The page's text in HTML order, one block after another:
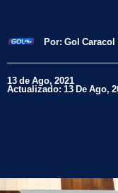
Por: Gol Caracol
13 de Ago, 2021
Actualizado: 13 De Ago,